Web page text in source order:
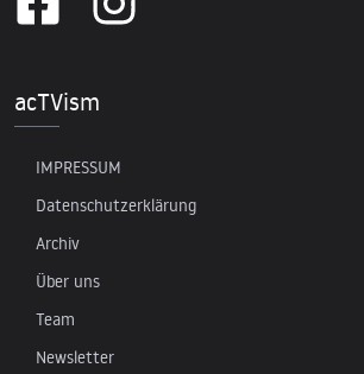
acTVism
IMPRESSUM
Datenschutzerklärung
Archiv
Über uns
Team
Newsletter